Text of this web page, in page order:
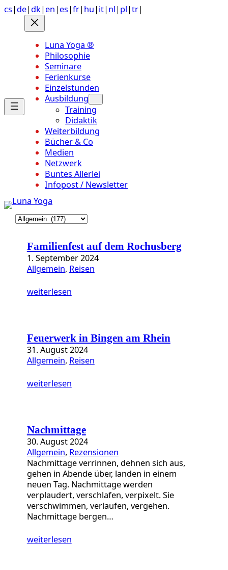
Anchor
Zum
Inhalt
springen
cs|de|dk| en| es|fr| hu| it| nl| pl|tr|
Luna Yoga ®
Philosophie
Seminare
Ferienkurse
Einzelstunden
Ausbildung
Training
Didaktik
Weiterbildung
Bücher & Co
Medien
Netzwerk
Buntes Allerlei
Infopost / Newsletter
K
Familienfest auf dem Rochusberg
1. September 2024
Allgemein, Reisen
weiterlesen
Feuerwerk in Bingen am Rhein
31. August 2024
Allgemein, Reisen
weiterlesen
Nachmittage
30. August 2024
Allgemein, Rezensionen
Nachmittage verrinnen, dehnen sich aus,
gehen in Abende über, landen in einem
neuen Tag. Nachmittage werden
verplaudert, verschlafen, verpixelt. Sie
verschwimmen, verlaufen, vergehen.
Nachmittage bergen…
weiterlesen